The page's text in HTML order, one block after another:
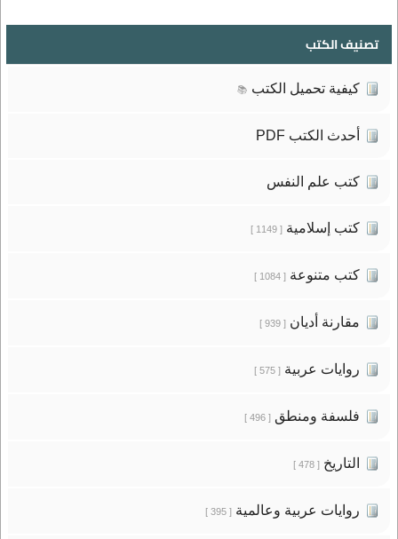
تصنيف الكتب
كيفية تحميل الكتب 📚
أحدث الكتب PDF
كتب علم النفس
كتب إسلامية[ 1149 ]
كتب متنوعة[ 1084 ]
مقارنة أديان[ 939 ]
روايات عربية[ 575 ]
فلسفة ومنطق[ 496 ]
التاريخ[ 478 ]
روايات عربية وعالمية[ 395 ]